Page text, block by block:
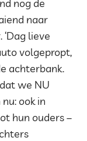
nog de
naar
lieve
volgepropt,
achterbank.
we NU
ook in
hun ouders –